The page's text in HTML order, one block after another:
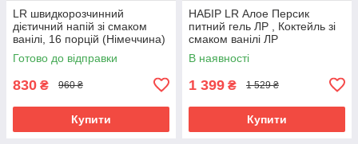
LR швидкорозчинний
дієтичний напій зі смаком
ванілі, 16 порцій (Німеччина)
Готово до відправки
830 ₴ 960 ₴
Купити
НАБІР LR Алое Персик
питний гель ЛР , Коктейль зі
смаком ванілі ЛР
В наявності
1 399 ₴ 1 529 ₴
Купити